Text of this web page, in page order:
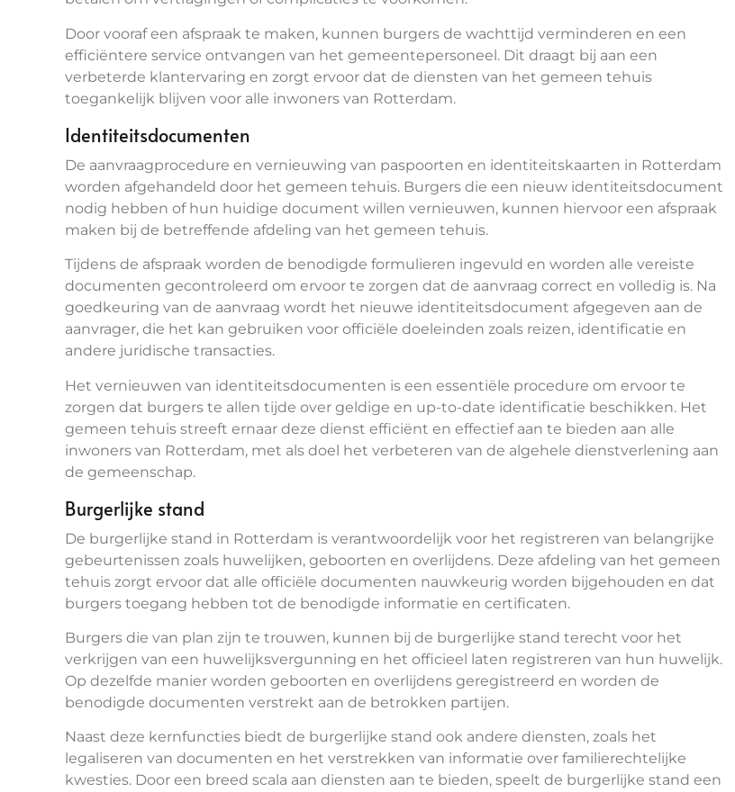
Door vooraf een afspraak te maken, kunnen burgers de wachttijd verminderen en een
efficiëntere service ontvangen van het gemeentepersoneel. Dit draagt bij aan een
verbeterde klantervaring en zorgt ervoor dat de diensten van het gemeen tehuis
toegankelijk blijven voor alle inwoners van Rotterdam.
Identiteitsdocumenten
De aanvraagprocedure en vernieuwing van paspoorten en identiteitskaarten in Rotterdam
worden afgehandeld door het gemeen tehuis. Burgers die een nieuw identiteitsdocument
nodig hebben of hun huidige document willen vernieuwen, kunnen hiervoor een afspraak
maken bij de betreffende afdeling van het gemeen tehuis.
Tijdens de afspraak worden de benodigde formulieren ingevuld en worden alle vereiste
documenten gecontroleerd om ervoor te zorgen dat de aanvraag correct en volledig is. Na
goedkeuring van de aanvraag wordt het nieuwe identiteitsdocument afgegeven aan de
aanvrager, die het kan gebruiken voor officiële doeleinden zoals reizen, identificatie en
andere juridische transacties.
Het vernieuwen van identiteitsdocumenten is een essentiële procedure om ervoor te
zorgen dat burgers te allen tijde over geldige en up-to-date identificatie beschikken. Het
gemeen tehuis streeft ernaar deze dienst efficiënt en effectief aan te bieden aan alle
inwoners van Rotterdam, met als doel het verbeteren van de algehele dienstverlening aan
de gemeenschap.
Burgerlijke stand
De burgerlijke stand in Rotterdam is verantwoordelijk voor het registreren van belangrijke
gebeurtenissen zoals huwelijken, geboorten en overlijdens. Deze afdeling van het gemeen
tehuis zorgt ervoor dat alle officiële documenten nauwkeurig worden bijgehouden en dat
burgers toegang hebben tot de benodigde informatie en certificaten.
Burgers die van plan zijn te trouwen, kunnen bij de burgerlijke stand terecht voor het
verkrijgen van een huwelijksvergunning en het officieel laten registreren van hun huwelijk.
Op dezelfde manier worden geboorten en overlijdens geregistreerd en worden de
benodigde documenten verstrekt aan de betrokken partijen.
Naast deze kernfuncties biedt de burgerlijke stand ook andere diensten, zoals het
legaliseren van documenten en het verstrekken van informatie over familierechtelijke
kwesties. Door een breed scala aan diensten aan te bieden, speelt de burgerlijke stand een